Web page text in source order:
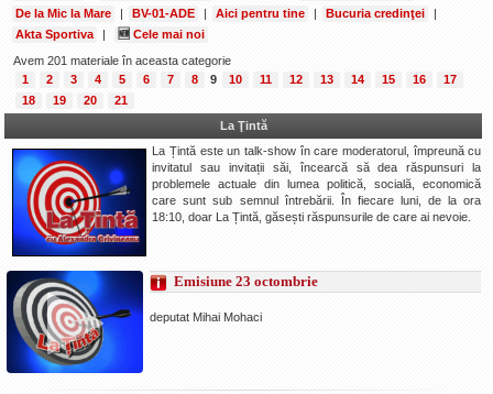
Ştirile Nova TV
Poveşti din Braşov
Punct şi de la capăt
Punctul pe I
BV-01-ADE
Aici pentru tine
La Ţintă
Subiecte grele
Dialoguri cu Ghişe
De la Mic la Mare
| BV-01-ADE | Aici pentru tine | Bucuria credinţei
|
Akta Sportiva
| 🆕Cele mai noi
Avem 201 materiale în aceasta categorie
1
2 3 4 5 6 7 8 9 10 11 12 13 14 15 16
17
18
19 20
21
La Ţintă
La Țintă este un talk-show în care moderatorul, împreună cu
invitatul sau invitații săi, încearcă să dea răspunsuri la
problemele actuale din lumea politică, socială, economică
care sunt sub semnul întrebării. În fiecare luni, de la ora
18:10, doar La Țintă, găsești răspunsurile de care ai nevoie.
Emisiune 23 octombrie
deputat Mihai Mohaci